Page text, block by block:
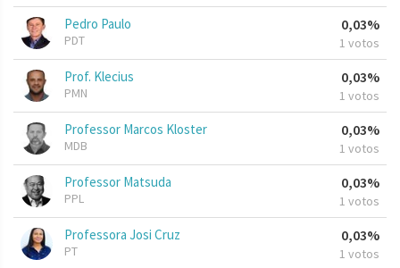
Pedro Paulo
PDT
0,03%
1 votos
Prof. Klecius
PMN
0,03%
1 votos
Professor Marcos Kloster
MDB
0,03%
1 votos
Professor Matsuda
PPL
0,03%
1 votos
Professora Josi Cruz
PT
0,03%
1 votos